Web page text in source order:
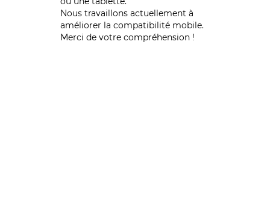
Nous travaillons actuellement à
améliorer la compatibilité mobile.
Merci de votre compréhension !